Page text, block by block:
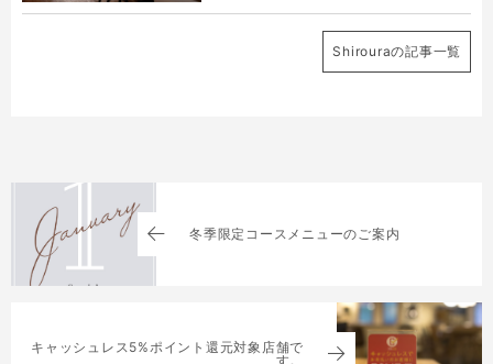
Shirouraの記事一覧
冬季限定コースメニューのご案内
キャッシュレス5%ポイント還元対象店舗で
す。